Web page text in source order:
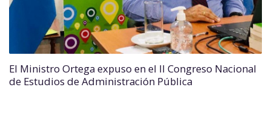
El Ministro Ortega expuso en el II Congreso Nacional
de Estudios de Administración Pública